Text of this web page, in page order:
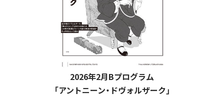
2026年2月Bプログラム
「アントニーン・ドヴォルザーク」